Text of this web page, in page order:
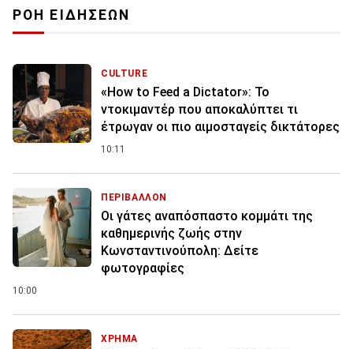
ΡΟΗ ΕΙΔΗΣΕΩΝ
CULTURE
«How to Feed a Dictator»: Το
ντοκιμαντέρ που αποκαλύπτει τι
έτρωγαν οι πιο αιμοσταγείς δικτάτορες
10:11
ΠΕΡΙΒΑΛΛΟΝ
Οι γάτες αναπόσπαστο κομμάτι της
καθημερινής ζωής στην
Κωνσταντινούπολη: Δείτε
φωτογραφίες
10:00
ΧΡΗΜΑ